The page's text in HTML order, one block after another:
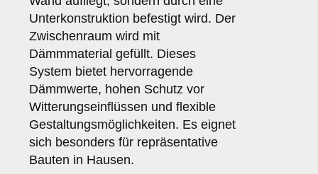
Unterkonstruktion befestigt wird. Der
Zwischenraum wird mit
Dämmmaterial gefüllt. Dieses
System bietet hervorragende
Dämmwerte, hohen Schutz vor
Witterungseinflüssen und flexible
Gestaltungsmöglichkeiten. Es eignet
sich besonders für repräsentative
Bauten in Hausen.